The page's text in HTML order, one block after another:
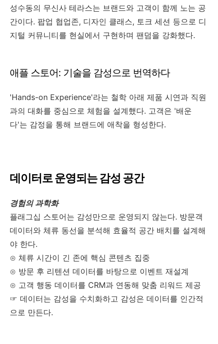
성수동의 무신사 테라스는 브랜드와 고객이 함께 노는 공
간이다. 팝업 협업존, 디자인 클래스, 토크 세션 등으로 디
지털 커뮤니티를 현실에서 구현하며 팬덤을 강화했다.
애플 스토어: 기술을 감성으로 번역하다
'Hands-on Experience'라는 철학 아래 제품 시연과 직원
과의 대화를 중심으로 체험을 설계했다. 고객은 '배운
다'는 감정을 통해 브랜드에 애착을 형성한다.
데이터로 운영되는 감성 공간
경험의 과학화
플래그십 스토어는 감성만으로 운영되지 않는다. 방문객
데이터와 체류 동선을 분석해 효율적 공간 배치를 설계해
야 한다.
⊙ 체류 시간이 긴 존에 핵심 콘텐츠 집중
⊙ 방문 후 리텐션 데이터를 바탕으로 이벤트 재설계
⊙ 고객 행동 데이터를 CRM과 연동해 맞춤 리워드 제공
☞ 데이터는 감성을 수치화하고 감성은 데이터를 인간적
으로 만든다.